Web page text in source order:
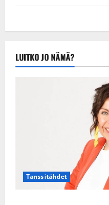
LUITKO JO NÄMÄ?
Tanssitähdet